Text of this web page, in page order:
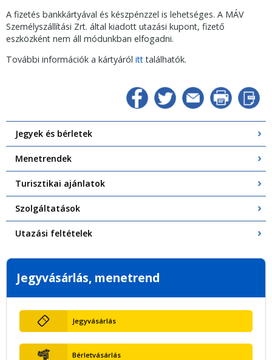
A fizetés bankkártyával és készpénzzel is lehetséges. A MÁV
Személyszállítási Zrt. által kiadott utazási kupont, fizető
eszközként nem áll módunkban elfogadni.
További információk a kártyáról itttalálhatók.
Jegyek és bérletek
Menetrendek
Turisztikai ajánlatok
Szolgáltatások
Utazási feltételek
Jegyvásárlás, menetrend
Jegyvásárlás
Bérletvásárlás